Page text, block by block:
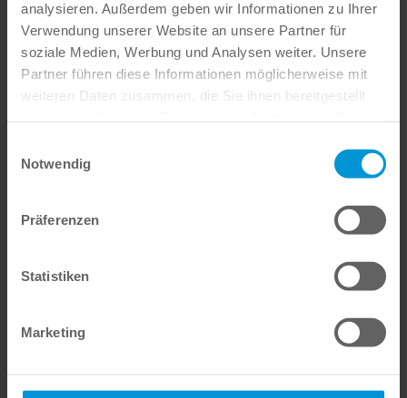
analysieren. Außerdem geben wir Informationen zu Ihrer
Verwendung unserer Website an unsere Partner für
soziale Medien, Werbung und Analysen weiter. Unsere
Partner führen diese Informationen möglicherweise mit
weiteren Daten zusammen, die Sie ihnen bereitgestellt
Notwendig
Präferenzen
Statistiken
Marketing
Anna Wedemeyer
Produktový specialista pro jižní Německo
Telefon:+49 151 42494047